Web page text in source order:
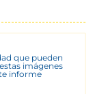
que pueden
imágenes
informe